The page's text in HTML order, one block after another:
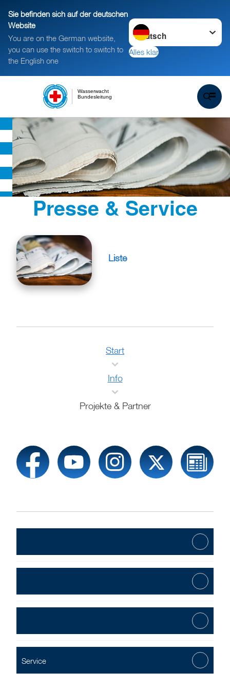
Sie befinden sich auf der deutschen
Website
You are on the German website,
you can use the switch to switch to
the English one
Sprache wechseln zu
Alles klar
Bundesleitung
Wasserwacht
Presse & Service
Liste
Start
Info
Projekte & Partner
Service